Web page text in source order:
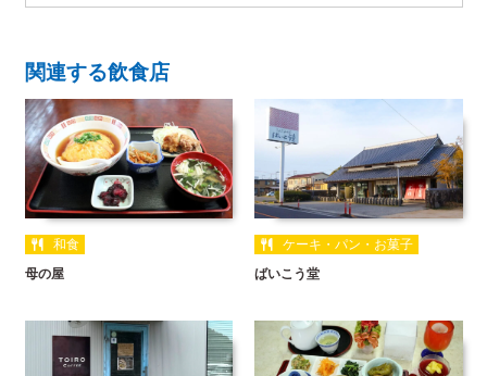
関連する飲食店
和食
母の屋
ケーキ・パン・お菓子
ばいこう堂